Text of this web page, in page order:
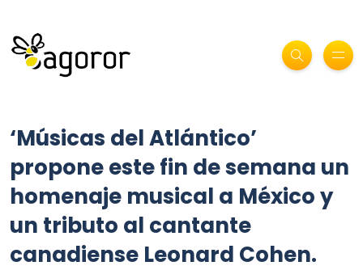
‘Músicas del Atlántico’
propone este fin de semana un
homenaje musical a México y
un tributo al cantante
canadiense Leonard Cohen.